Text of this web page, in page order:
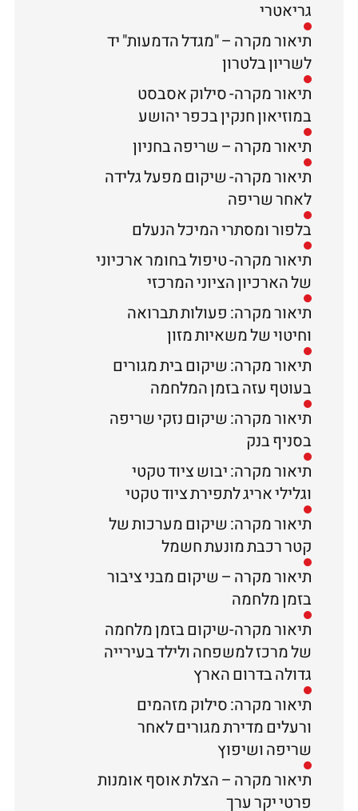
גריאטרי
תיאור מקרה – "מגדל הדמעות" יד
לשריון בלטרון
תיאור מקרה- סילוק אסבסט
במוזיאון חנקין בכפר יהושע
תיאור מקרה – שריפה בחניון
תיאור מקרה- שיקום מפעל גלידה
לאחר שריפה
בלפור ומסתרי המיכל הנעלם
תיאור מקרה- טיפול בחומר ארכיוני
של הארכיון הציוני המרכזי
תיאור מקרה: פעולות תברואה
וחיטוי של משאיות מזון
תיאור מקרה: שיקום בית מגורים
בעוטף עזה בזמן המלחמה
תיאור מקרה: שיקום נזקי שריפה
בסניף בנק
תיאור מקרה: יבוש ציוד טקטי
וגלילי אריג לתפירת ציוד טקטי
תיאור מקרה: שיקום מערכות של
קטר רכבת מונעת חשמל
תיאור מקרה – שיקום מבני ציבור
בזמן מלחמה
תיאור מקרה-שיקום בזמן מלחמה
של מרכז למשפחה ולילד בעירייה
גדולה בדרום הארץ
תיאור מקרה: סילוק מזהמים
ורעלים מדירת מגורים לאחר
שריפה ושיפוץ
תיאור מקרה – הצלת אוסף אומנות
פרטי יקר ערך